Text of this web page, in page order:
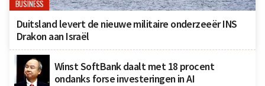
BUSINESS
Duitsland levert de nieuwe militaire onderzeeër INS
Drakon aan Israël
Winst SoftBank daalt met 18 procent
ondanks forse investeringen in AI